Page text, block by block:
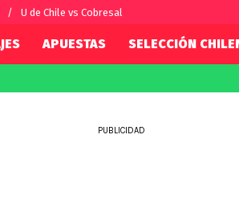
U de Chile vs Cobresal
APUESTAS SELECCIÓN
PUBLICIDAD